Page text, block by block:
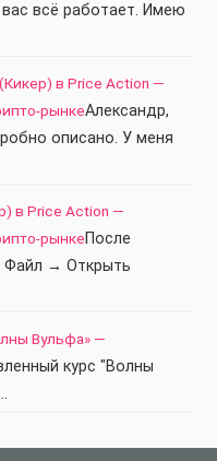
всё работает. Имею
в Price Action —
рынкеАлександр,
описано. У меня
в Price Action —
рынкеПосле
Файл → Открыть
Вульфа» —
курс "Волны